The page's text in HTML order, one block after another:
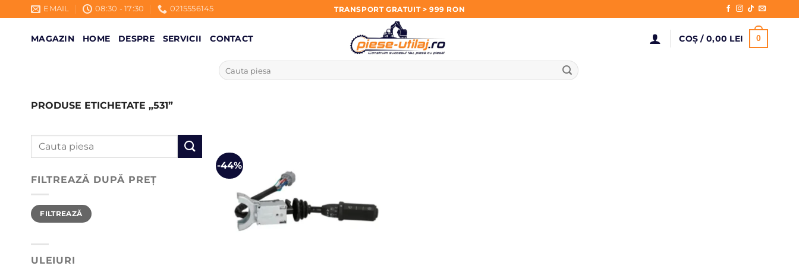
to
content
EMAIL 08:30 - 17:30 0215556145 TRANSPORT GRATUIT > 999 RON
MAGAZIN HOME DESPRE SERVICII CONTACT COȘ / 0,00 LEI 0
Caută
după:
PRODUSE ETICHETATE „531”
Caută
FILTREAZĂ DUPĂ PREȚ
Preț
minim
Preț
maxim
FILTREAZĂ
ULEIURI
-44%